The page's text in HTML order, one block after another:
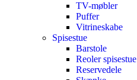
TV-møbler
Puffer
Vitrineskabe
Spisestue
Barstole
Reoler spisestue
Reservedele